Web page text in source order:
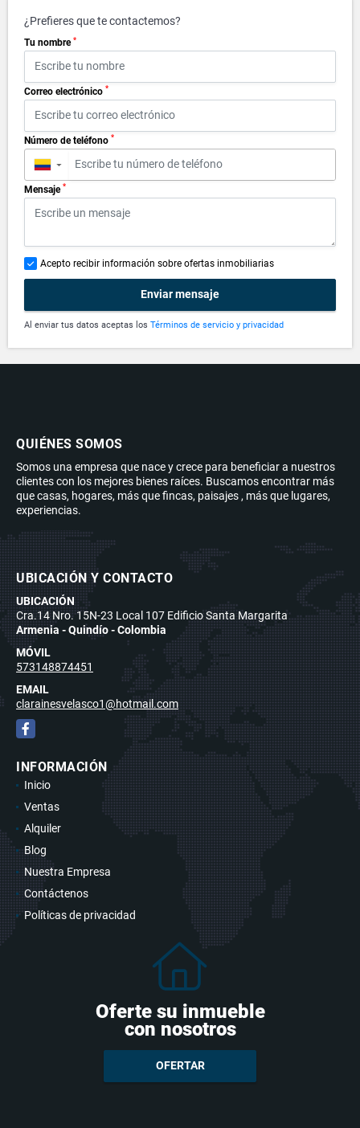
¿Prefieres que te contactemos?
Tu nombre *
Correo electrónico *
Número de teléfono *
▼
Mensaje *
Acepto recibir información sobre ofertas inmobiliarias
Enviar mensaje
Al enviar tus datos aceptas los Términos de servicio y privacidad
QUIÉNES SOMOS
Somos una empresa que nace y crece para beneficiar a nuestros
clientes con los mejores bienes raíces. Buscamos encontrar más
que casas, hogares, más que fincas, paisajes , más que lugares,
experiencias.
UBICACIÓN Y CONTACTO
UBICACIÓN
Cra.14 Nro. 15N-23 Local 107 Edificio Santa Margarita
Armenia - Quindío - Colombia
MÓVIL
573148874451
EMAIL
clarainesvelasco1@hotmail.com
Facebook
INFORMACIÓN
Inicio
Ventas
Alquiler
Blog
Nuestra Empresa
Contáctenos
Políticas de privacidad
Oferte su inmueble
con nosotros
OFERTAR